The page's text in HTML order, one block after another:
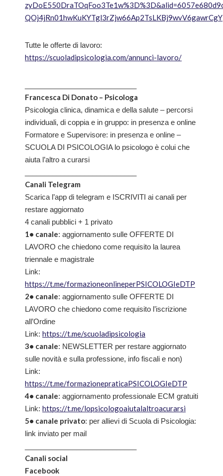
QOj4jRn01hwKuKYTgl3rZjw66Ap2TsLKBj9wvV6gawrCgY
Tutte le offerte di lavoro:
https://scuoladipsicologia.com/annunci-lavoro/
Francesca Di Donato – Psicologa
Psicologia clinica, dinamica e della salute – percorsi
individuali, di coppia e in gruppo: in presenza e online
Formatore e Supervisore: in presenza e online –
SCUOLA DI PSICOLOGIA lo psicologo è colui che
aiuta l’altro a curarsi
Canali Telegram
Scarica l’app di telegram e ISCRIVITI ai canali per
restare aggiornato
4 canali pubblici + 1 privato
1• canale: aggiornamento sulle OFFERTE DI
LAVORO che chiedono come requisito la laurea
triennale e magistrale
Link:
https://t.me/formazioneonlineperPSICOLOGIeDTP
2• canale: aggiornamento sulle OFFERTE DI
LAVORO che chiedono come requisito l’iscrizione
all’Ordine
Link: https://t.me/scuoladipsicologia
3• canale: NEWSLETTER per restare aggiornato
sulle novità e sulla professione, info fiscali e non)
Link:
https://t.me/formazionepraticaPSICOLOGIeDTP
4• canale: aggiornamento professionale ECM gratuiti
Link: https://t.me/lopsicologoaiutalaltroacurarsi
5• canale privato: per allievi di Scuola di Psicologia:
link inviato per mail
Canali social
Facebook